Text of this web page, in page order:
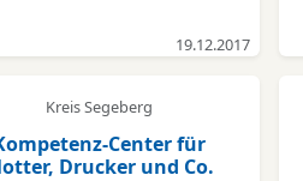
19.12.2017
Kreis Segeberg
Center für
Drucker und Co.